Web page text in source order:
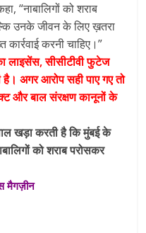
“नाबालिगों को शराब
उनके जीवन के लिए ख़तरा
करनी चाहिए।”
लाइसेंस, सीसीटीवी फुटेज
अगर आरोप सही पाए गए तो
और बाल संरक्षण कानूनों के
खड़ा करती है कि मुंबई के
को शराब परोसकर
मैगज़ीन